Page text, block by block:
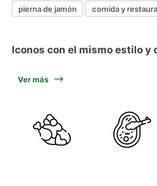
pierna de jamón
comida y
Iconos con el mismo estilo y
Ver más